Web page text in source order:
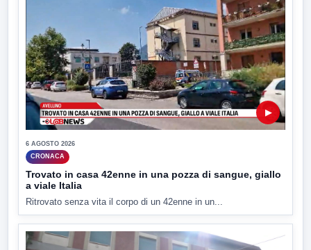
▶
6 AGOSTO 2026
CRONACA
Trovato in casa 42enne in una pozza di sangue, giallo
a viale Italia
Ritrovato senza vita il corpo di un 42enne in un...